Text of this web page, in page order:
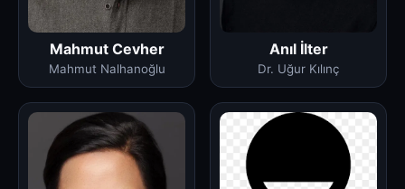
Mahmut Cevher
Mahmut Nalhanoğlu
Anıl İlter
Dr. Uğur Kılınç